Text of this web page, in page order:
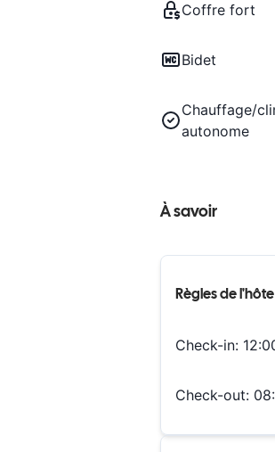
Coffre fort
Bidet
Chauffage/
autonome
À savoir
Règles de l'hôte
Check-in:
Check-out: